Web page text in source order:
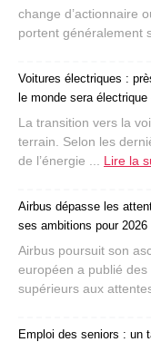
change d’actionnaire
portent généralement
Voitures électriques :
le monde sera électrique
La transition vers la
terrain. Selon les
de l’énergie ... Lire la
Airbus dépasse les
ses ambitions pour 2026
Airbus poursuit son
européen a publié
supérieurs aux
Emploi des seniors : un